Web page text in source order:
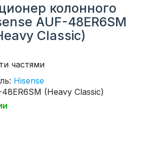
колонного
AUF-48ER6SM
Classic)
Hisense
(Heavy Classic)